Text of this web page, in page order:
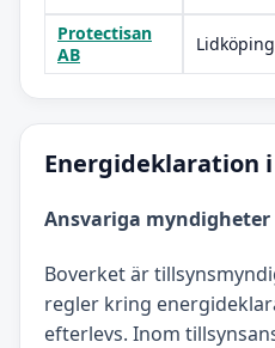
Protectisan
AB
Lidköping
Energideklaration
Ansvariga myndigheter
Boverket är
regler kring
efterlevs. Inom